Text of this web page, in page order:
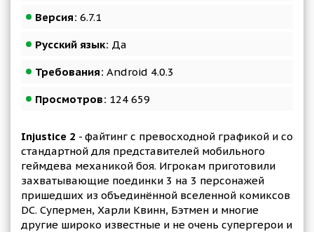
Версия: 6.7.1
Русский язык: Да
Требования: Android 4.0.3
Просмотров: 124 659
Injustice 2 - файтинг с превосходной графикой и со
стандартной для представителей мобильного
геймдева механикой боя. Игрокам приготовили
захватывающие поединки 3 на 3 персонажей
пришедших из объединённой вселенной комиксов
DC. Супермен, Харли Квинн, Бэтмен и многие
другие широко известные и не очень супергерои и